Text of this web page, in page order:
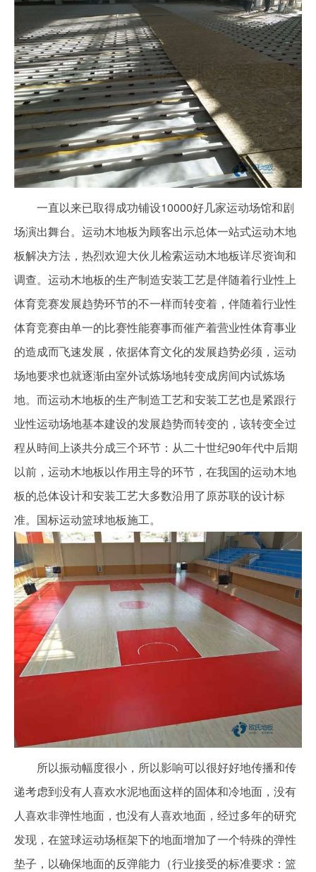
一直以来已取得成功铺设10000好几家运动场馆和剧
场演出舞台。运动木地板为顾客出示总体一站式运动木地
板解决方法，热烈欢迎大伙儿检索运动木地板详尽资询和
调查。运动木地板的生产制造安装工艺是伴随着行业性上
体育竞赛发展趋势环节的不一样而转变着，伴随着行业性
体育竞赛由单一的比赛性能赛事而催产着营业性体育事业
的造成而飞速发展，依据体育文化的发展趋势必须，运动
场地要求也就逐渐由室外试炼场地转变成房间内试炼场
地。而运动木地板的生产制造工艺和安装工艺也是紧跟行
业性运动场地基本建设的发展趋势而转变的，该转变全过
程从時间上谈共分成三个环节：从二十世纪90年代中后期
以前，运动木地板以作用主导的环节，在我国的运动木地
板的总体设计和安装工艺大多数沿用了原苏联的设计标
准。国标运动篮球地板施工。
所以振动幅度很小，所以影响可以很好好地传播和传
递考虑到没有人喜欢水泥地面这样的固体和冷地面，没有
人喜欢非弹性地面，也没有人喜欢地面，经过多年的研究
发现，在篮球运动场框架下的地面增加了一个特殊的弹性
垫子，以确保地面的反弹能力（行业接受的标准要求：篮